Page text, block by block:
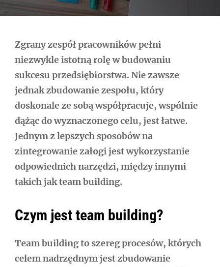
Zgrany zespół pracowników pełni
niezwykle istotną rolę w budowaniu
sukcesu przedsiębiorstwa. Nie zawsze
jednak zbudowanie zespołu, który
doskonale ze sobą współpracuje, wspólnie
dążąc do wyznaczonego celu, jest łatwe.
Jednym z lepszych sposobów na
zintegrowanie załogi jest wykorzystanie
odpowiednich narzędzi, między innymi
takich jak team building.
Czym jest team building?
Team building to szereg procesów, których
celem nadrzędnym jest zbudowanie
Nawigacja
wpisu